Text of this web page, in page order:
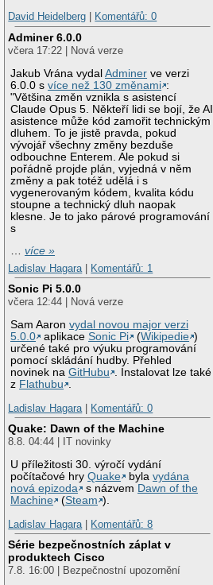
David Heidelberg
Komentářů: 0
Adminer 6.0.0
včera 17:22 | Nová verze
Jakub Vrána vydalAdminer ve verzi
6.0.0 svíce než 130 změnami :
"Většina změn vznikla s asistencí
Claude Opus 5. Někteří lidi se bojí, že AI
asistence může kód zamořit technickým
dluhem. To je jistě pravda, pokud
vývojář všechny změny bezduše
odbouchne Enterem. Ale pokud si
pořádně projde plán, vyjedná v něm
změny a pak totéž udělá i s
vygenerovaným kódem, kvalita kódu
stoupne a technický dluh naopak
klesne. Je to jako párové programování
s
…více »
Ladislav Hagara
Komentářů: 1
Sonic Pi 5.0.0
včera 12:44 | Nová verze
Sam Aaronvydal novou major verzi
5.0.0
aplikaceSonic Pi (Wikipedie )
určené také pro výuku programování
pomocí skládání hudby. Přehled
novinek naGitHubu . Instalovat lze také
z Flathubu .
Ladislav Hagara | Komentářů: 0
Quake: Dawn of the Machine
8.8. 04:44 | IT novinky
U příležitosti 30. výročí vydání
počítačové hryQuake bylavydána
nová epizoda
s názvem Dawn of the
Machine
(Steam ).
Ladislav Hagara | Komentářů: 8
Série bezpečnostních záplat v
produktech Cisco
7.8. 16:00 | Bezpečnostní upozornění